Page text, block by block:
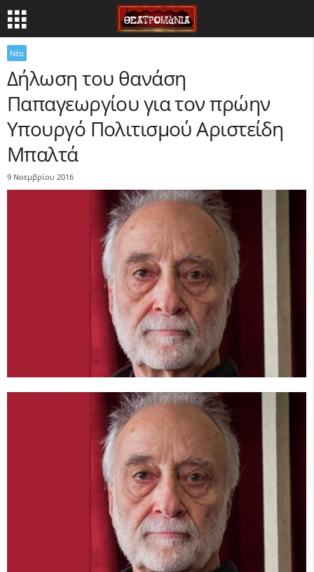
Νέα
Δήλωση του θανάση
Παπαγεωργίου για τον πρώην
Υπουργό Πολιτισμού Αριστείδη
Μπαλτά
9 Νοεμβρίου 2016